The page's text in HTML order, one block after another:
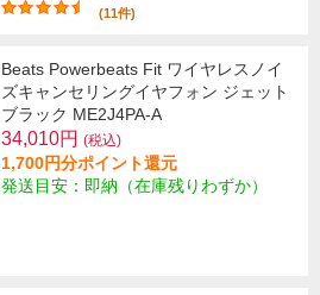
(11件)
Beats Powerbeats Fit ワイヤレスノイ
ズキャンセリングイヤフォン ジェット
ブラック ME2J4PA-A
34,010円 (税込)
1,700円分ポイント還元
発送目安：即納（在庫残りわずか）